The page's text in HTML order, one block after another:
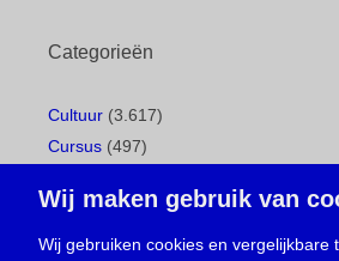
Categorieën
Cultuur (3.617)
Cursus (497)
Gemeentepagina(104)
Ingezonden brief(539)
Wij maken gebruik van
Wij gebruiken cookies en vergelijkbare